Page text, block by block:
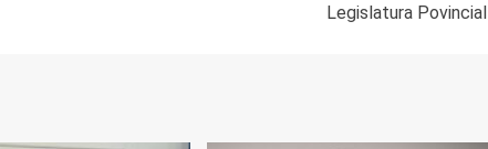
Legislatura Povincial